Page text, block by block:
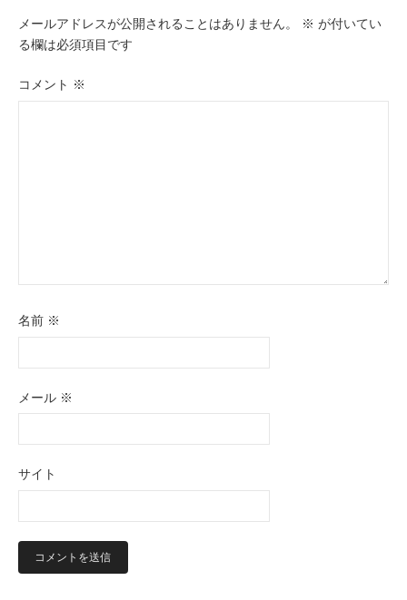
ゲ
ー
シ
メールアドレスが公開されることはありません。 ※ が付いてい
る欄は必須項目です
コメント ※
名前 ※
メール ※
サイト